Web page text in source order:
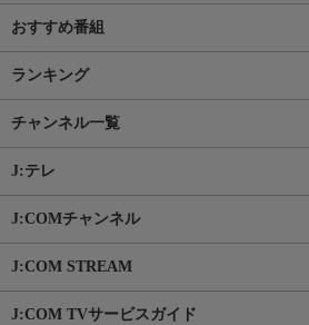
おすすめ番組
ランキング
チャンネル一覧
J:テレ
J:COMチャンネル
J:COM STREAM
J:COM TVサービスガイド